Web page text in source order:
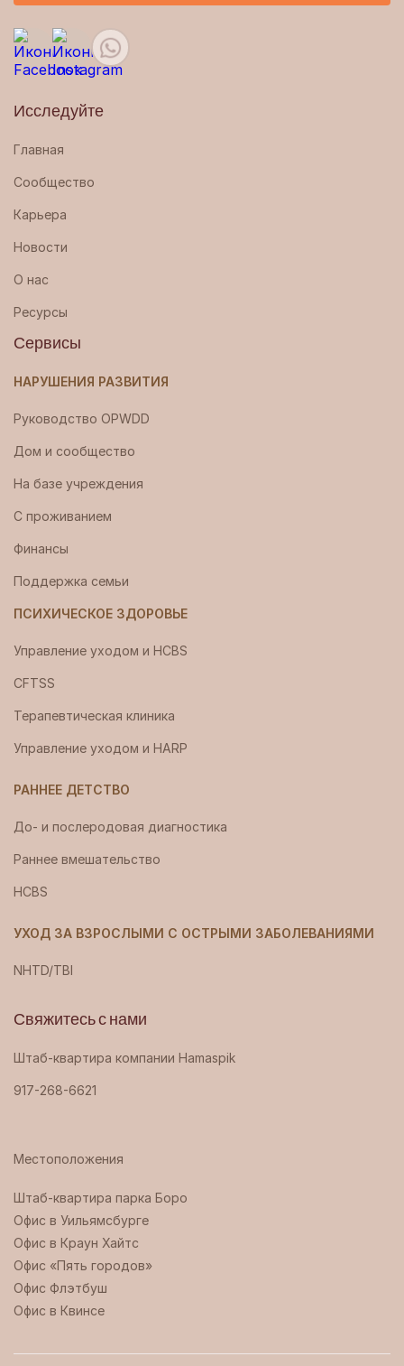
Исследуйте
Главная
Сообщество
Карьера
Новости
О нас
Ресурсы
Сервисы
НАРУШЕНИЯ РАЗВИТИЯ
Руководство OPWDD
Дом и сообщество
На базе учреждения
С проживанием
Финансы
Поддержка семьи
ПСИХИЧЕСКОЕ ЗДОРОВЬЕ
Управление уходом и HCBS
CFTSS
Терапевтическая клиника
Управление уходом и HARP
РАННЕЕ ДЕТСТВО
До- и послеродовая диагностика
Раннее вмешательство
HCBS
УХОД ЗА ВЗРОСЛЫМИ С ОСТРЫМИ ЗАБОЛЕВАНИЯМИ
NHTD/TBI
Свяжитесь с нами
Штаб-квартира компании Hamaspik
917-268-6621
Местоположения
Штаб-квартира парка Боро ‍
Офис в Уильямсбурге
Офис в Краун Хайтс
Офис «Пять городов»
Офис Флэтбуш
Офис в Квинсе